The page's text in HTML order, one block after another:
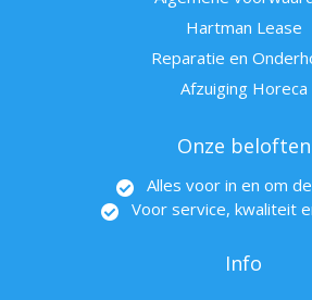
Hartman Lease
Reparatie en
Afzuiging Horeca
Onze beloften
Alles voor in en om
Voor service, kwaliteit
Info